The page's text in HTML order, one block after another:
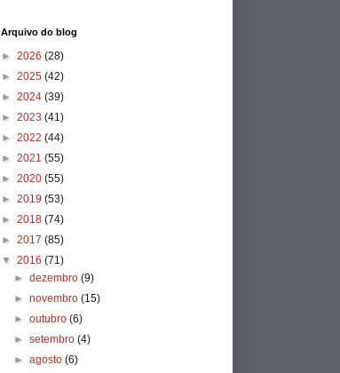
Arquivo do blog
► 2026 (28)
► 2025 (42)
► 2024 (39)
► 2023 (41)
► 2022 (44)
► 2021 (55)
► 2020 (55)
► 2019 (53)
► 2018 (74)
► 2017 (85)
▼ 2016 (71)
► dezembro (9)
► novembro (15)
► outubro (6)
► setembro (4)
► agosto (6)